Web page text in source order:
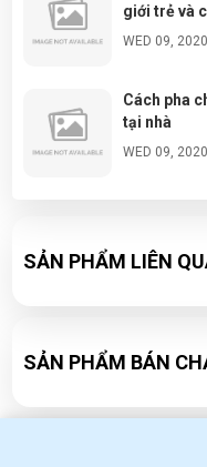
giới trẻ và
WED 09, 2020
Cách pha
tại nhà
WED 09, 2020
WED 09, 2020
WED 09, 2020
SẢN PHẨM LIÊN
SẢN PHẨM BÁN